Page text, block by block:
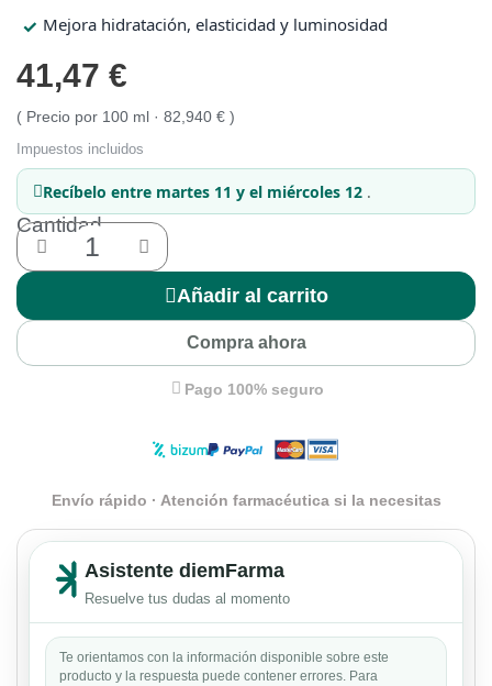
Salud
Salud
Mejora hidratación, elasticidad y luminosidad
41,47 €
Precio por 100 ml · 82,940 €
Impuestos incluidos
Recíbelo entre martes 11 y el miércoles 12 .
Cantidad
Añadir al carrito
Compra ahora
Pago 100% seguro
Envío rápido · Atención farmacéutica si la necesitas
Asistente diemFarma
Resuelve tus dudas al momento
Te orientamos con la información disponible sobre este
producto y la respuesta puede contener errores. Para